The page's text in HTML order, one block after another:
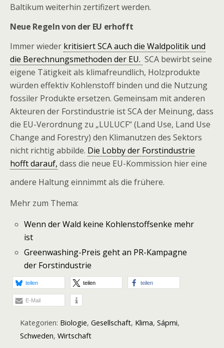
Baltikum weiterhin zertifizert werden.
Neue Regeln von der EU erhofft
Immer wieder kritisiert SCA auch die Waldpolitik und
die Berechnungsmethoden der EU. SCA bewirbt seine
eigene Tätigkeit als klimafreundlich, Holzprodukte
würden effektiv Kohlenstoff binden und die Nutzung
fossiler Produkte ersetzen. Gemeinsam mit anderen
Akteuren der Forstindustrie ist SCA der Meinung, dass
die EU-Verordnung zu „LULUCF“ (Land Use, Land Use
Change and Forestry) den Klimanutzen des Sektors
nicht richtig abbilde. Die Lobby der Forstindustrie
hofft darauf, dass die neue EU-Kommission hier eine
andere Haltung einnimmt als die frühere.
Mehr zum Thema:
Wenn der Wald keine Kohlenstoffsenke mehr
ist
Greenwashing-Preis geht an PR-Kampagne
der Forstindustrie
teilen teilen teilen
E-Mail
Kategorien: Biologie, Gesellschaft, Klima, Sápmi,
Schweden, Wirtschaft